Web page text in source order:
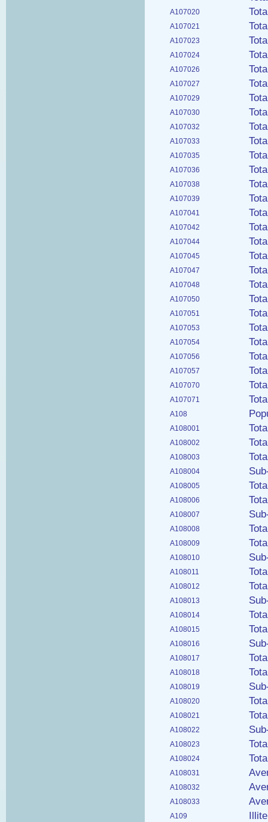
A107020
A107021
A107023
A107024
A107026
A107027
A107029
A107030
A107032
A107033
A107035
A107036
A107038
A107039
A107041
A107042
A107044
A107045
A107047
A107048
A107050
A107051
A107053
A107054
A107056
A107057
A107070
A107071
A108
A108001
A108002
A108003
A108004
A108005
A108006
A108007
A108008
A108009
A108010
A108011
A108012
A108013
A108014
A108015
A108016
A108017
A108018
A108019
A108020
A108021
A108022
A108023
A108024
A108031
A108032
A108033
A109